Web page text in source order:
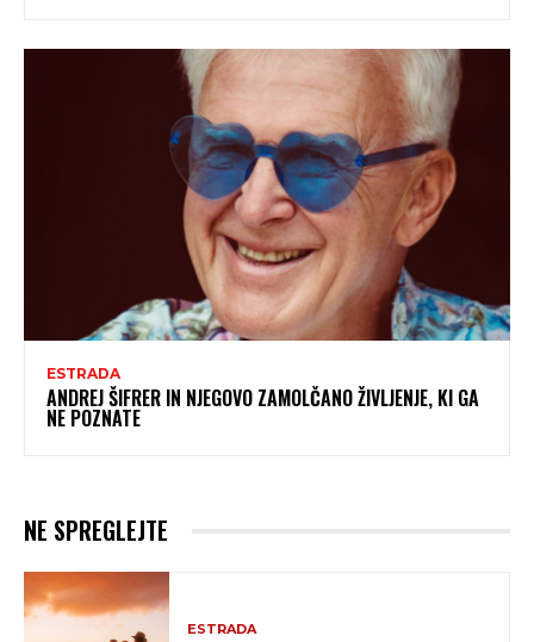
ESTRADA
ANDREJ ŠIFRER IN NJEGOVO ZAMOLČANO ŽIVLJENJE, KI GA
NE POZNATE
NE SPREGLEJTE
ESTRADA